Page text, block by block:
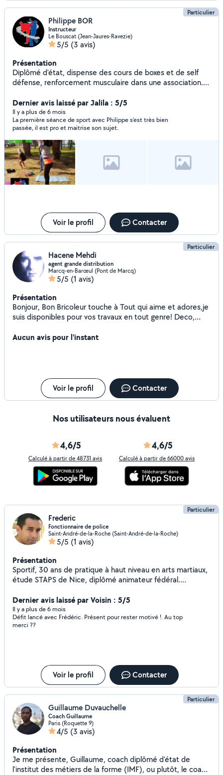
Particulier
Philippe BOR
Instructeur
Le Bouscat (Jean-Jaures-Ravezie)
5/5 (3 avis)
Présentation
Diplômé d'état, dispense des cours de boxes et de self
défense, renforcement musculaire dans une association.
mon emploi du temps, je vous propose des cours
particuliers...
Dernier avis laissé par Jalila : 5/5
Il y a plus de 6 mois
La première séance de sport avec Philippe s’est très bien
passée, il est pro et maitrise son sujet.
Voir le profil Contacter
Particulier
Hacene Mehdi
agent grande distribution
Marcq-en-Barœul (Pont de Marcq)
5/5 (1 avis)
Présentation
Bonjour, Bon Bricoleur touche à Tout qui aime et adores,je
suis disponibles pour vos travaux en tout genre! Deco,
et efficace, j'aime le travail bien fait! Je suis à votre
Aucun avis pour l'instant
Voir le profil Contacter
Nos utilisateurs nous évaluent
4,6/5
Calculé à partir de 48731 avis
4,6/5
Calculé à partir de 66000 avis
Particulier
Frederic
Fonctionnaire de police
Saint-André-de-la-Roche (Saint-André-de-la-Roche)
5/5 (1 avis)
Présentation
Sportif, 30 ans de pratique à haut niveau en arts martiaux,
étude STAPS de Nice, diplômé animateur fédéral.
Dernier avis laissé par Voisin : 5/5
Il y a plus de 6 mois
Défit lancé avec Frédéric. Présent pour rester motivé !. Au top
merci ??
Voir le profil Contacter
Particulier
Guillaume Duvauchelle
Coach Guillaume
Paris (Roquette 9)
4/5 (3 avis)
Présentation
Je me présente, Guillaume, coach diplômé d'état de
l'institut des métiers de la forme (IMF), ou plutôt, le coach